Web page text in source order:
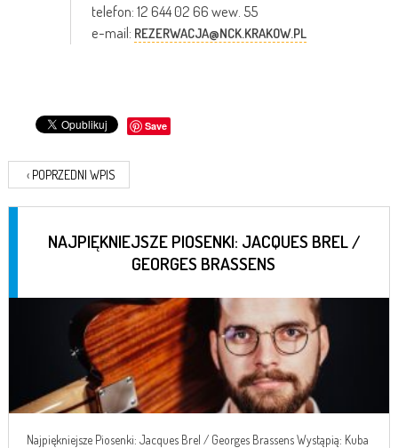
telefon: 12 644 02 66 wew. 55
e-mail: REZERWACJA@NCK.KRAKOW.PL
Save
‹ POPRZEDNI WPIS
NAJPIĘKNIEJSZE PIOSENKI: JACQUES BREL /
GEORGES BRASSENS
Najpiękniejsze Piosenki: Jacques Brel / Georges Brassens Wystąpią: Kuba